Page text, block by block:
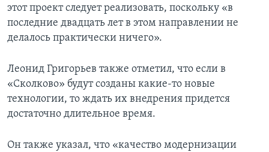
этот проект следует реализовать, поскольку «в
последние двадцать лет в этом направлении не
делалось практически ничего».
Леонид Григорьев также отметил, что если в
«Сколково» будут созданы какие-то новые
технологии, то ждать их внедрения придется
достаточно длительное время.
Он также указал, что «качество модернизации